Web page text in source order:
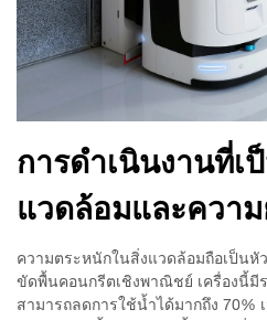
การดำเนินงานที่เ
แวดล้อมและความ
ความตระหนักในสิ่งแวดล้อมถือเป็นหั
ขัดพื้นคอนกรีตเชิงพาณิชย์ เครื่องนี้มี
สามารถลดการใช้น้ำได้มากถึง 70%